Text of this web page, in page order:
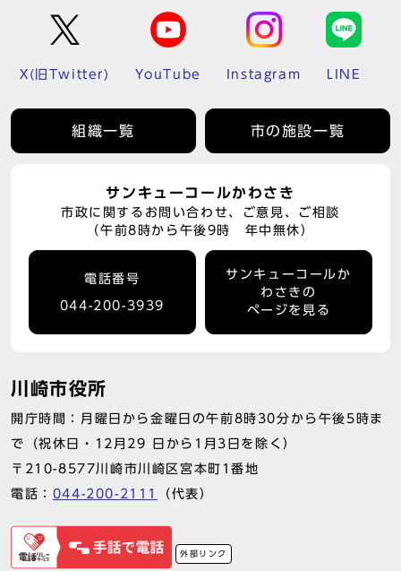
X(旧Twitter) YouTube Instagram LINE
組織一覧 市の施設一覧
サンキューコールかわさき
市政に関するお問い合わせ、ご意見、ご相談
（午前8時から午後9時 年中無休）
電話番号
044-200-3939
サンキューコールか
わさきの
ページを見る
川崎市役所
開庁時間：月曜日から金曜日の午前8時30分から午後5時ま
で（祝休日・12月29 日から1月3日を除く）
〒210-8577川崎市川崎区宮本町1番地
電話： 044-200-2111 （代表）
外部リンク